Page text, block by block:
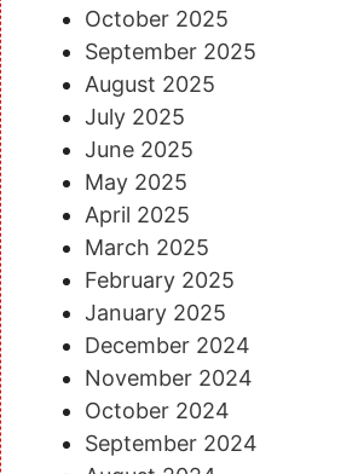
October 2025
September 2025
August 2025
July 2025
June 2025
May 2025
April 2025
March 2025
February 2025
January 2025
December 2024
November 2024
October 2024
September 2024